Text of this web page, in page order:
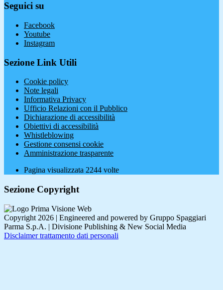
Seguici su
Facebook
Youtube
Instagram
Sezione Link Utili
Cookie policy
Note legali
Informativa Privacy
Ufficio Relazioni con il Pubblico
Dichiarazione di accessibilità
Obiettivi di accessibilità
Whistleblowing
Gestione consensi cookie
Amministrazione trasparente
Pagina visualizzata 2244 volte
Sezione Copyright
Copyright 2026 | Engineered and powered by Gruppo Spaggiari
Parma S.p.A. | Divisione Publishing & New Social Media
Disclaimer trattamento dati personali